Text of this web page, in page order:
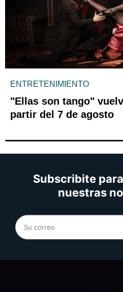
ENTRETENIMIENTO
"Ellas son tango"
partir del 7 de agosto
Subscribite
nuestras